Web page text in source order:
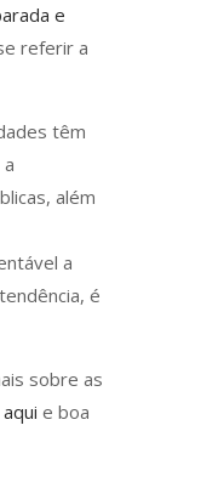
e
referir a
têm
além
a
é
sobre as
e boa